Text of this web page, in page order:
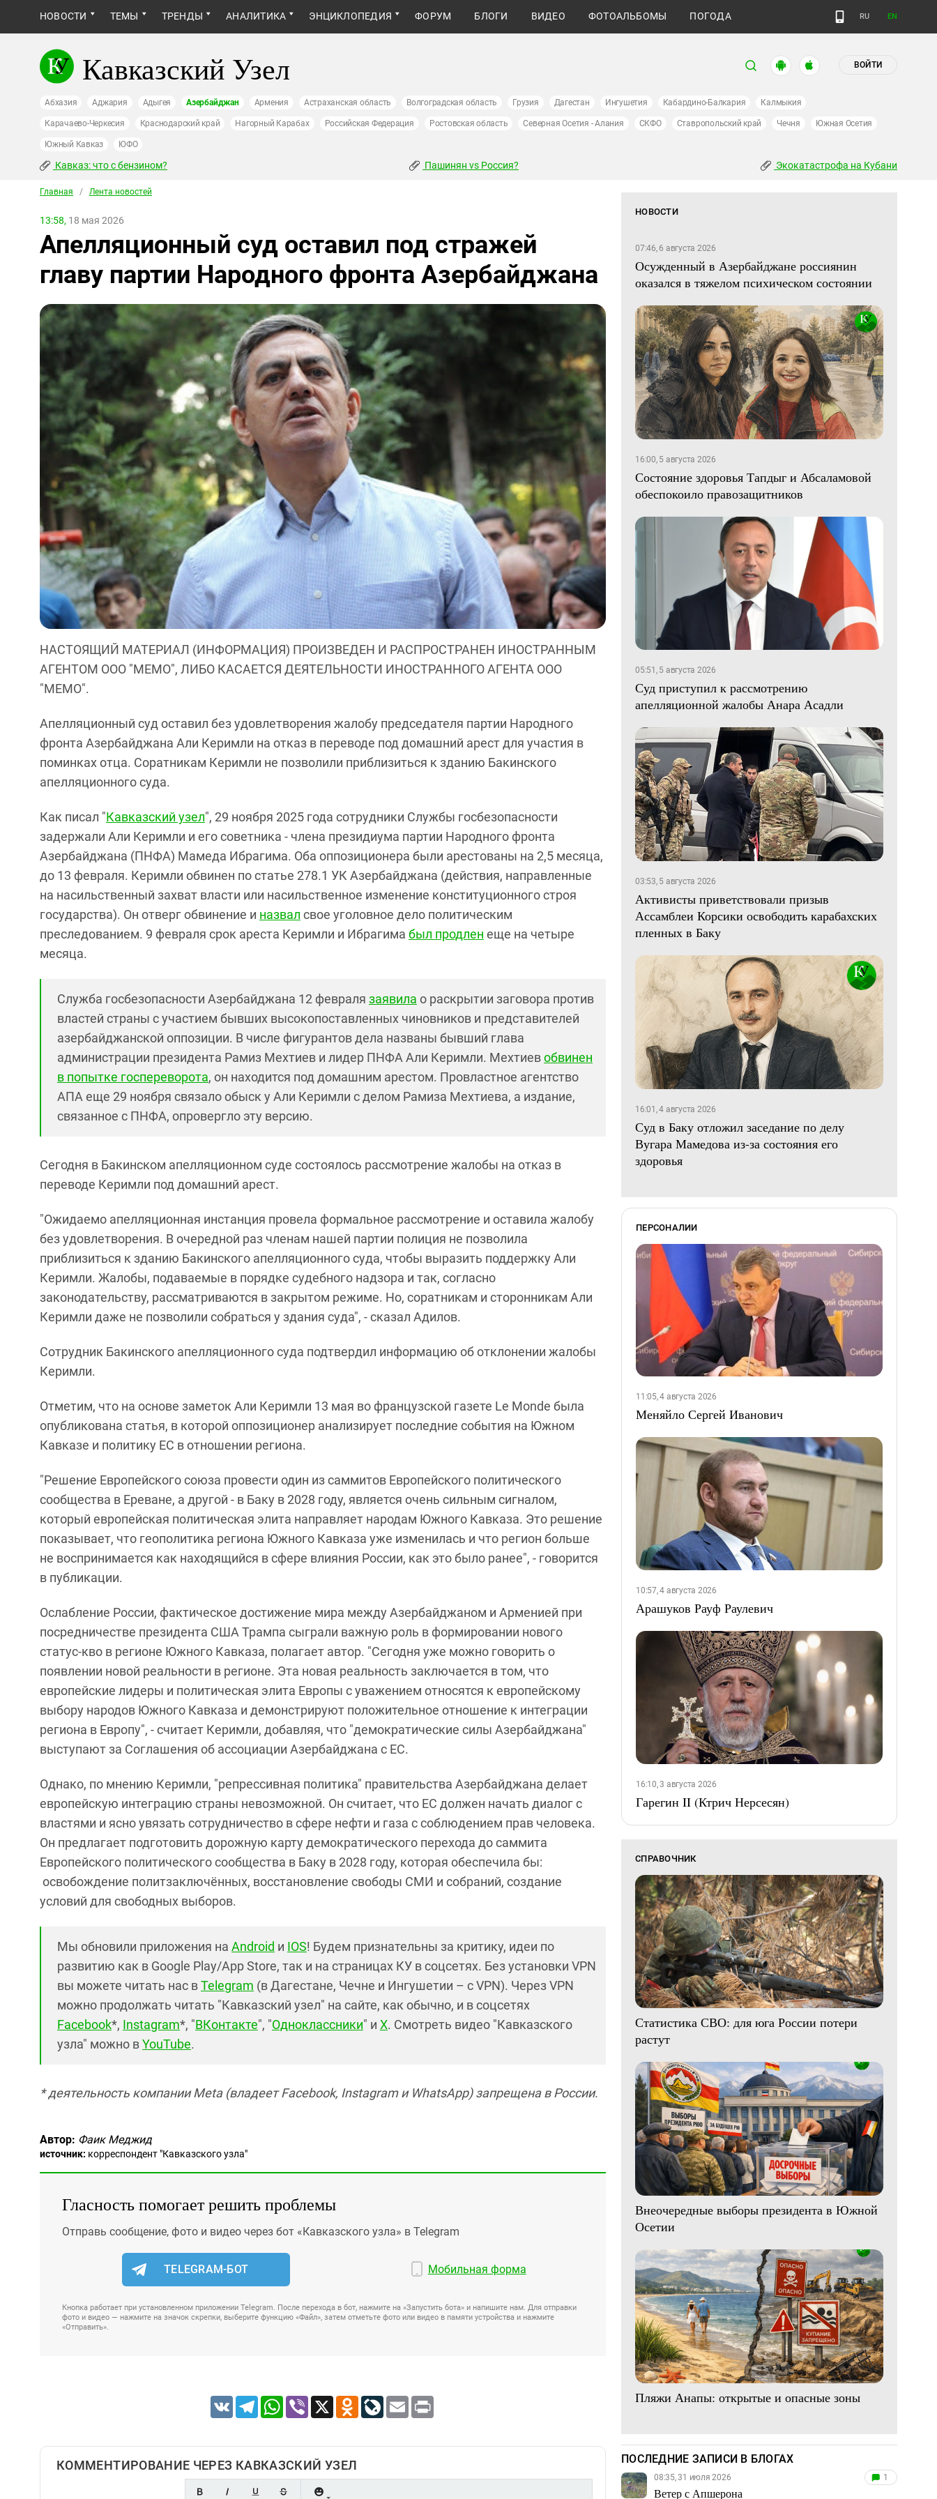
НОВОСТИ ТЕМЫ ТРЕНДЫ АНАЛИТИКА ЭНЦИКЛОПЕДИЯ ФОРУМ БЛОГИ ВИДЕО ФОТОАЛЬБОМЫ ПОГОДА RU EN
Кавказский Узел ВОЙТИ
Абхазия Аджария Адыгея Азербайджан Армения Астраханская область Волгоградская область Грузия Дагестан Ингушетия Кабардино-Балкария Калмыкия
Карачаево-Черкесия Краснодарский край Нагорный Карабах Российская Федерация Ростовская область Северная Осетия - Алания СКФО Ставропольский край Чечня Южная Осетия
Южный Кавказ ЮФО
Кавказ: что с бензином? Пашинян vs Россия? Экокатастрофа на Кубани
Главная / Лента новостей
13:58, 18 мая 2026
Апелляционный суд оставил под стражей
главу партии Народного фронта Азербайджана
НАСТОЯЩИЙ МАТЕРИАЛ (ИНФОРМАЦИЯ) ПРОИЗВЕДЕН И РАСПРОСТРАНЕН ИНОСТРАННЫМ
АГЕНТОМ ООО "МЕМО", ЛИБО КАСАЕТСЯ ДЕЯТЕЛЬНОСТИ ИНОСТРАННОГО АГЕНТА ООО
"МЕМО".
Апелляционный суд оставил без удовлетворения жалобу председателя партии Народного
фронта Азербайджана Али Керимли на отказ в переводе под домашний арест для участия в
поминках отца. Соратникам Керимли не позволили приблизиться к зданию Бакинского
апелляционного суда.
Как писал "Кавказский узел", 29 ноября 2025 года сотрудники Службы госбезопасности
задержали Али Керимли и его советника - члена президиума партии Народного фронта
Азербайджана (ПНФА) Мамеда Ибрагима. Оба оппозиционера были арестованы на 2,5 месяца,
до 13 февраля. Керимли обвинен по статье 278.1 УК Азербайджана (действия, направленные
на насильственный захват власти или насильственное изменение конституционного строя
государства). Он отверг обвинение и назвал свое уголовное дело политическим
преследованием. 9 февраля срок ареста Керимли и Ибрагима был продлен еще на четыре
месяца.
Служба госбезопасности Азербайджана 12 февраля заявила о раскрытии заговора против
властей страны с участием бывших высокопоставленных чиновников и представителей
азербайджанской оппозиции. В числе фигурантов дела названы бывший глава
администрации президента Рамиз Мехтиев и лидер ПНФА Али Керимли. Мехтиевобвинен
в попытке госпереворота, он находится под домашним арестом. Провластное агентство
АПА еще 29 ноября связало обыск у Али Керимли с делом Рамиза Мехтиева, а издание,
связанное с ПНФА, опровергло эту версию.
Сегодня в Бакинском апелляционном суде состоялось рассмотрение жалобы на отказ в
переводе Керимли под домашний арест.
"Ожидаемо апелляционная инстанция провела формальное рассмотрение и оставила жалобу
без удовлетворения. В очередной раз членам нашей партии полиция не позволила
приблизиться к зданию Бакинского апелляционного суда, чтобы выразить поддержку Али
Керимли. Жалобы, подаваемые в порядке судебного надзора и так, согласно
законодательству, рассматриваются в закрытом режиме. Но, соратникам и сторонникам Али
Керимли даже не позволили собраться у здания суда", - сказал Адилов.
Сотрудник Бакинского апелляционного суда подтвердил информацию об отклонении жалобы
Керимли.
Отметим, что на основе заметок Али Керимли 13 мая во французской газете Le Monde была
опубликована статья, в которой оппозиционер анализирует последние события на Южном
Кавказе и политику ЕС в отношении региона.
"Решение Европейского союза провести один из саммитов Европейского политического
сообщества в Ереване, а другой - в Баку в 2028 году, является очень сильным сигналом,
который европейская политическая элита направляет народам Южного Кавказа. Это решение
показывает, что геополитика региона Южного Кавказа уже изменилась и что регион больше
не воспринимается как находящийся в сфере влияния России, как это было ранее", - говорится
в публикации.
Ослабление России, фактическое достижение мира между Азербайджаном и Арменией при
посредничестве президента США Трампа сыграли важную роль в формировании нового
статус-кво в регионе Южного Кавказа, полагает автор. "Сегодня уже можно говорить о
появлении новой реальности в регионе. Эта новая реальность заключается в том, что
европейские лидеры и политическая элита Европы с уважением относятся к европейскому
выбору народов Южного Кавказа и демонстрируют положительное отношение к интеграции
региона в Европу", - считает Керимли, добавляя, что "демократические силы Азербайджана"
выступают за Соглашения об ассоциации Азербайджана с ЕС.
Однако, по мнению Керимли, "репрессивная политика" правительства Азербайджана делает
европейскую интеграцию страны невозможной. Он считает, что ЕС должен начать диалог с
властями и ясно увязать сотрудничество в сфере нефти и газа с соблюдением прав человека.
Он предлагает подготовить дорожную карту демократического перехода до саммита
Европейского политического сообщества в Баку в 2028 году, которая обеспечила бы:
освобождение политзаключённых, восстановление свободы СМИ и собраний, создание
условий для свободных выборов.
Мы обновили приложения на Android и IOS! Будем признательны за критику, идеи по
развитию как в Google Play/App Store, так и на страницах КУ в соцсетях. Без установки VPN
вы можете читать нас вTelegram (в Дагестане, Чечне и Ингушетии – с VPN). Через VPN
можно продолжать читать "Кавказский узел" на сайте, как обычно, и в соцсетях
Facebook*, Instagram*, "ВКонтакте", "Одноклассники" и X. Смотреть видео "Кавказского
узла" можно вYouTube.
* деятельность компании Meta (владеет Facebook, Instagram и WhatsApp) запрещена в России.
Автор: Фаик Меджид
источник: корреспондент "Кавказского узла"
Гласность помогает решить проблемы
Отправь сообщение, фото и видео через бот «Кавказского узла» в Telegram
TELEGRAM-БОТ Мобильная форма
Кнопка работает при установленном приложении Telegram. После перехода в бот, нажмите на «Запустить бота» и напишите нам. Для отправки
фото и видео — нажмите на значок скрепки, выберите функцию «Файл», затем отметьте фото или видео в памяти устройства и нажмите
«Отправить».
VK TelegramWhatsApp
Viber X Odnoklassniki
LiveJournal
Email
КОММЕНТИРОВАНИЕ ЧЕРЕЗ КАВКАЗСКИЙ УЗЕЛ
НОВОСТИ
07:46, 6 августа 2026
Осужденный в Азербайджане россиянин
оказался в тяжелом психическом состоянии
16:00, 5 августа 2026
Состояние здоровья Тапдыг и Абсаламовой
обеспокоило правозащитников
05:51, 5 августа 2026
Суд приступил к рассмотрению
апелляционной жалобы Анара Асадли
03:53, 5 августа 2026
Активисты приветствовали призыв
Ассамблеи Корсики освободить карабахских
пленных в Баку
16:01, 4 августа 2026
Суд в Баку отложил заседание по делу
Вугара Мамедова из-за состояния его
здоровья
ПЕРСОНАЛИИ
11:05, 4 августа 2026
Меняйло Сергей Иванович
10:57, 4 августа 2026
Арашуков Рауф Раулевич
16:10, 3 августа 2026
Гарегин II (Ктрич Нерсесян)
СПРАВОЧНИК
Статистика СВО: для юга России потери
растут
Внеочередные выборы президента в Южной
Осетии
Пляжи Анапы: открытые и опасные зоны
ПОСЛЕДНИЕ ЗАПИСИ В БЛОГАХ
08:35, 31 июля 2026
Ветер с Апшерона
1